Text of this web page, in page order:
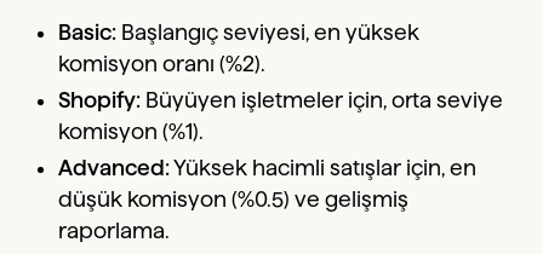
Basic: Başlangıç seviyesi, en yüksek
komisyon oranı (%2).
Shopify: Büyüyen işletmeler için, orta seviye
komisyon (%1).
Advanced:Yüksek hacimli satışlar için, en
düşük komisyon (%0.5) ve gelişmiş
raporlama.